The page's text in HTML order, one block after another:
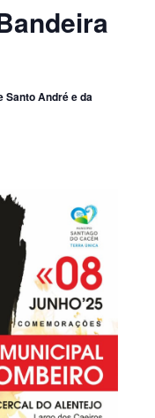
Santo André e da